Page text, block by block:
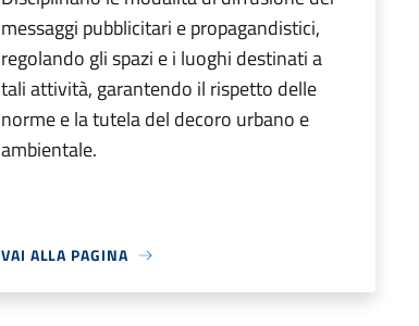
messaggi pubblicitari e propagandistici,
regolando gli spazi e i luoghi destinati a
tali attività, garantendo il rispetto delle
norme e la tutela del decoro urbano e
ambientale.
VAI ALLA PAGINA